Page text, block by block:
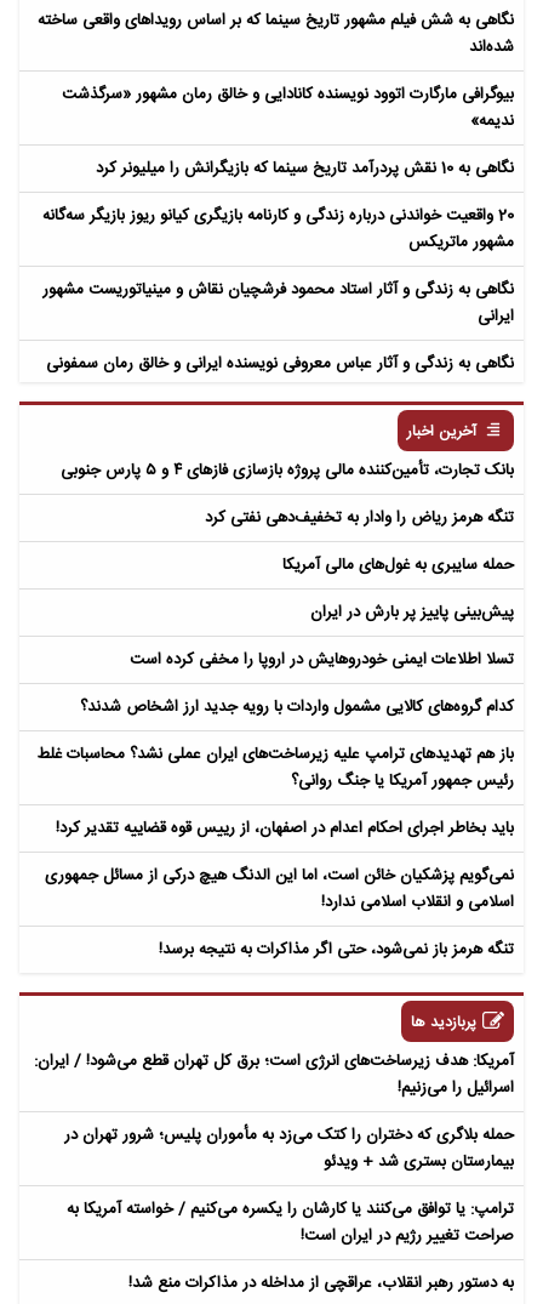
نگاهی به شش فیلم مشهور تاریخ سینما که بر اساس رویداهای واقعی ساخته
شده‌اند
بیوگرافی مارگارت اتوود نویسنده کانادایی و خالق رمان مشهور «سرگذشت
ندیمه»
نگاهی به 10 نقش پردرآمد تاریخ سینما که بازیگرانش را میلیونر کرد
20 واقعیت خواندنی درباره زندگی و کارنامه بازیگری کیانو ریوز بازیگر سه‌گانه
مشهور ماتریکس
نگاهی به زندگی و آثار استاد محمود فرشچیان نقاش و مینیاتوریست مشهور
ایرانی
نگاهی به زندگی و آثار عباس معروفی نویسنده ایرانی و خالق رمان سمفونی
آخرین اخبار
بانک تجارت، تأمین‌کننده مالی پروژه بازسازی فازهای ۴ و ۵ پارس جنوبی
تنگه هرمز ریاض را وادار به تخفیف‌دهی نفتی کرد
حمله سایبری به غول‌های مالی آمریکا
پیش‌بینی پاییز پر بارش در ایران
تسلا اطلاعات ایمنی خودروهایش در اروپا را مخفی کرده است
کدام گروه‌های کالایی مشمول واردات با رویه جدید ارز اشخاص شدند؟
باز هم تهدیدهای ترامپ علیه زیرساخت‌های ایران عملی نشد؟ محاسبات غلط
رئیس جمهور آمریکا یا جنگ روانی؟
باید بخاطر اجرای احکام اعدام در اصفهان، از رییس قوه قضاییه تقدیر کرد!
نمی‌گویم پزشکیان خائن است، اما این الدنگ هیچ درکی از مسائل جمهوری
اسلامی و انقلاب اسلامی ندارد!
تنگه هرمز باز نمی‌شود، حتی اگر مذاکرات به نتیجه برسد!
پربازدید ها
آمریکا: هدف زیرساخت‌های انرژی است؛ برق کل تهران قطع می‌شود! / ایران:
اسرائیل را می‌زنیم!
حمله بلاگری که دختران را کتک می‌زد به مأموران پلیس؛ شرور تهران در
بیمارستان بستری شد + ویدئو
ترامپ: یا توافق می‌کنند یا کارشان را یکسره می‌کنیم / خواسته آمریکا به
صراحت تغییر رژیم در ایران است!
به دستور رهبر انقلاب، عراقچی از مداخله در مذاکرات منع شد!